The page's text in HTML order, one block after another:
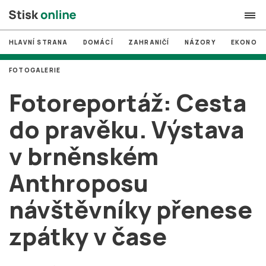
search
# MUNI
# Brno
# volby
login PŘIHLÁSIT SE
Zapomněli jste heslo?
HLAVNÍ STRANA DOMÁCÍ ZAHRANIČÍ NÁZORY
Fotoreportáž: Cesta
do pravěku. Výstava
v brněnském
Anthroposu
návštěvníky přenese
zpátky v čase
FOTOGALERIE